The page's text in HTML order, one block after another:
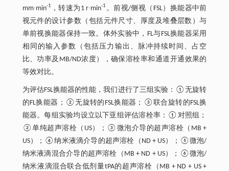
mm∙min-1 ，转速为1 r∙min-1 。前视/侧视（FSL）换能器中前
视元件的设计参数（包括元件尺寸、厚度及堆叠层数）与
单前视换能器保持一致。体外实验中，FL与FSL换能器采用
相同的输入参数（包括压力输出、脉冲持续时间、占空
比、功率及MB/ND浓度），确保溶栓率和通道开通效果的
等效对比。
为评估FSL换能器的性能，我们进行了三组实验：①无旋转
的FL换能器；②无旋转的FSL换能器；③联合旋转的FSL换
能器。每组实验均设立以下亚组评估溶栓率：①对照组；
②单纯超声溶栓（US）；③微泡介导的超声溶栓（MB +
US）；④纳米液滴介导的超声溶栓（ND + US）；⑤微泡/
纳米液滴混合介导的超声溶栓（MB + ND + US）；⑥微泡/
纳米液滴混合联合低剂量tPA的超声溶栓（MB + ND + US +